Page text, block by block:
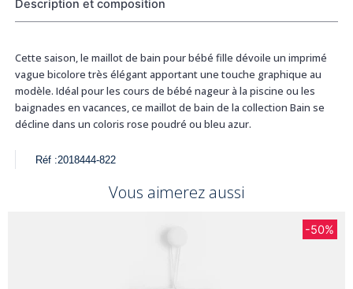
Description et composition
Cette saison, le maillot de bain pour bébé fille dévoile un imprimé
vague bicolore très élégant apportant une touche graphique au
modèle. Idéal pour les cours de bébé nageur à la piscine ou les
baignades en vacances, ce maillot de bain de la collection Bain se
décline dans un coloris rose poudré ou bleu azur.
Réf :2018444-822
Vous aimerez aussi
-50%